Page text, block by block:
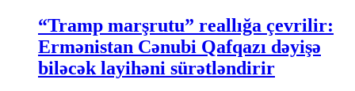
“Tramp marşrutu” reallığa çevrilir:
Ermənistan Cənubi Qafqazı dəyişə
biləcək layihəni sürətləndirir